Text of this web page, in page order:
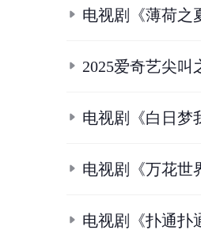
电视剧《薄荷之
2025爱奇艺尖叫
电视剧《白日梦
电视剧《万花世
电视剧《扑通扑